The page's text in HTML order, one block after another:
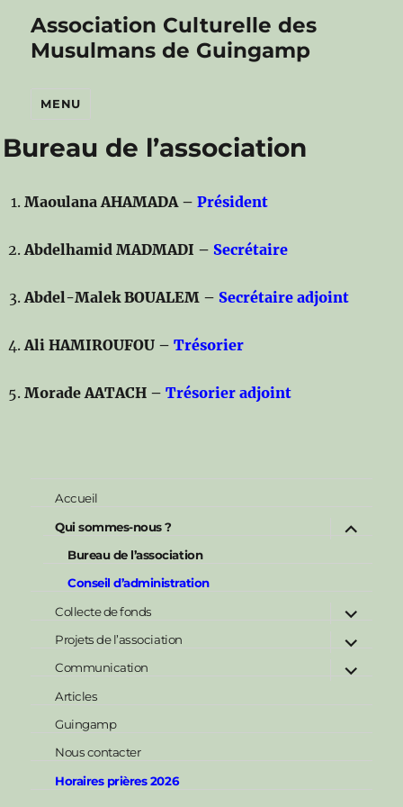
Association Culturelle des
Musulmans de Guingamp
MENU
Bureau de l’association
Maoulana AHAMADA –Président
Abdelhamid MADMADI –Secrétaire
Abdel-Malek BOUALEM –Secrétaire adjoint
Ali HAMIROUFOU –Trésorier
Morade AATACH –Trésorier adjoint
Accueil
Qui sommes-nous ?
ouvrir
Bureau de l’association
Conseil d’administration
Collecte de fonds
ouvrir
sous-
menu
Projets de l’association
ouvrir
sous-
menu
Communication
ouvrir
Articles
Guingamp
Nous contacter
Horaires prières 2026